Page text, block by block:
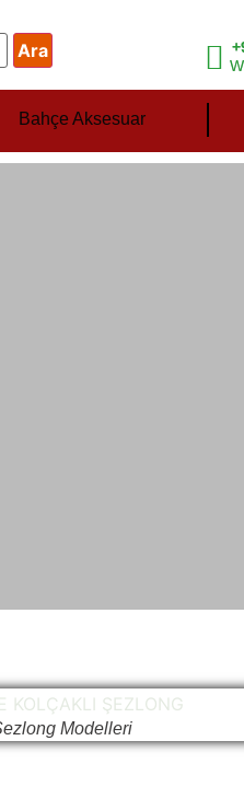
Ara
Bahçe Aksesuar
Modelleri